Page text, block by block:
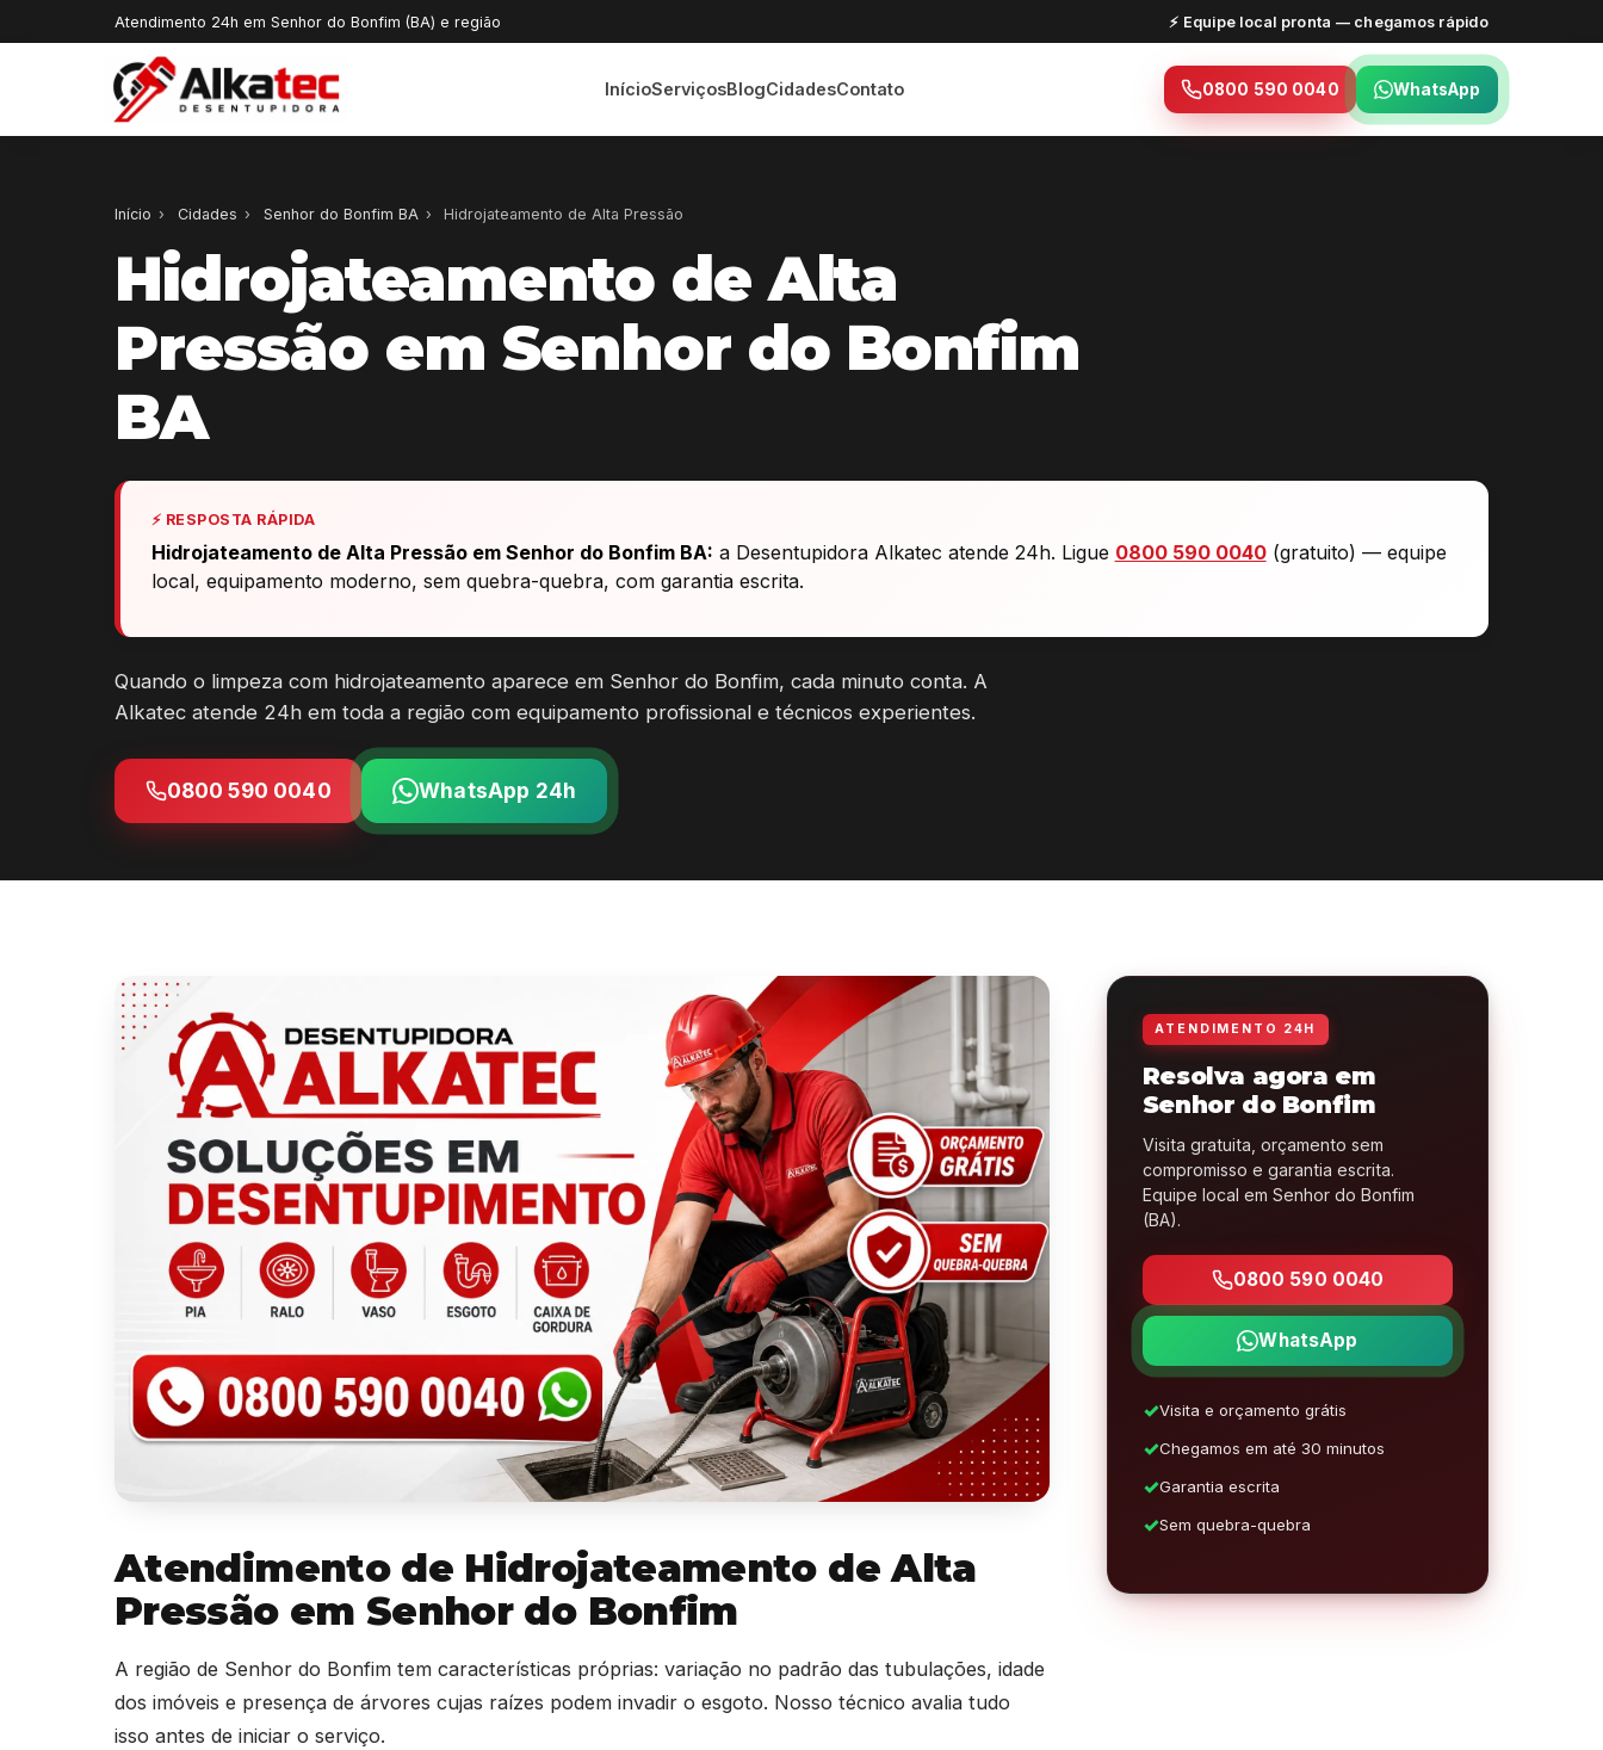
Atendimento 24h em Senhor do Bonfim (BA) e região ⚡ Equipe local pronta — chegamos rápido
InícioServiçosBlogCidadesContato 0800 590 0040 WhatsApp
Início › Cidades › Senhor do Bonfim BA › Hidrojateamento de Alta Pressão
Hidrojateamento de Alta
Pressão em Senhor do Bonfim
BA
⚡ RESPOSTA RÁPIDA
Hidrojateamento de Alta Pressão em Senhor do Bonfim BA: a Desentupidora Alkatec atende 24h. Ligue 0800 590 0040(gratuito) — equipe
local, equipamento moderno, sem quebra-quebra, com garantia escrita.
Quando o limpeza com hidrojateamento aparece em Senhor do Bonfim, cada minuto conta. A
Alkatec atende 24h em toda a região com equipamento profissional e técnicos experientes.
0800 590 0040 WhatsApp 24h
Atendimento de Hidrojateamento de Alta
Pressão em Senhor do Bonfim
A região de Senhor do Bonfim tem características próprias: variação no padrão das tubulações, idade
dos imóveis e presença de árvores cujas raízes podem invadir o esgoto. Nosso técnico avalia tudo
isso antes de iniciar o serviço.
ATENDIMENTO 24H
Resolva agora em
Senhor do Bonfim
Visita gratuita, orçamento sem
compromisso e garantia escrita.
Equipe local em Senhor do Bonfim
(BA).
0800 590 0040
WhatsApp
Visita e orçamento grátis
Chegamos em até 30 minutos
Garantia escrita
Sem quebra-quebra